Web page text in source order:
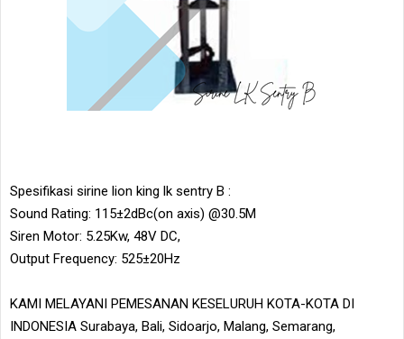
Spesifikasi sirine lion king lk sentry B :
Sound Rating: 115±2dBc(on axis) @30.5M
Siren Motor: 5.25Kw, 48V DC,
Output Frequency: 525±20Hz
KAMI MELAYANI PEMESANAN KESELURUH KOTA-KOTA DI
INDONESIA Surabaya, Bali, Sidoarjo, Malang, Semarang,